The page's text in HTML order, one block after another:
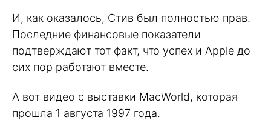
И, как оказалось, Стив был полностью прав.
Последние финансовые показатели
подтверждают тот факт, что успех и Apple до
сих пор работают вместе.
А вот видео с выставки MacWorld, которая
прошла 1 августа 1997 года.